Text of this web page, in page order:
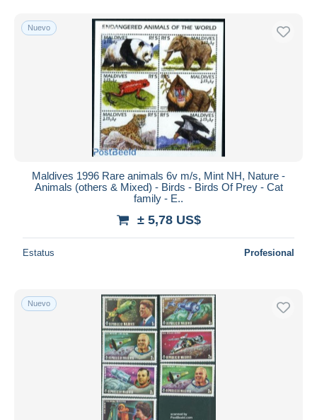
Nuevo
Maldives 1996 Rare animals 6v m/s, Mint NH, Nature -
Animals (others & Mixed) - Birds - Birds Of Prey - Cat
family - E..
± 5,78 US$
Estatus Profesional
Nuevo